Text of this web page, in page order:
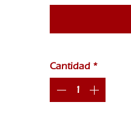
Cantidad *